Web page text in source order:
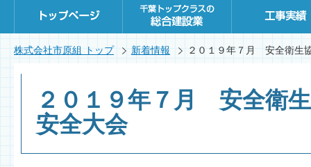
株式会社市原組 トップ 新着情報 ２０１９年７月 安全衛生
２０１９年７月 安全衛
安全大会